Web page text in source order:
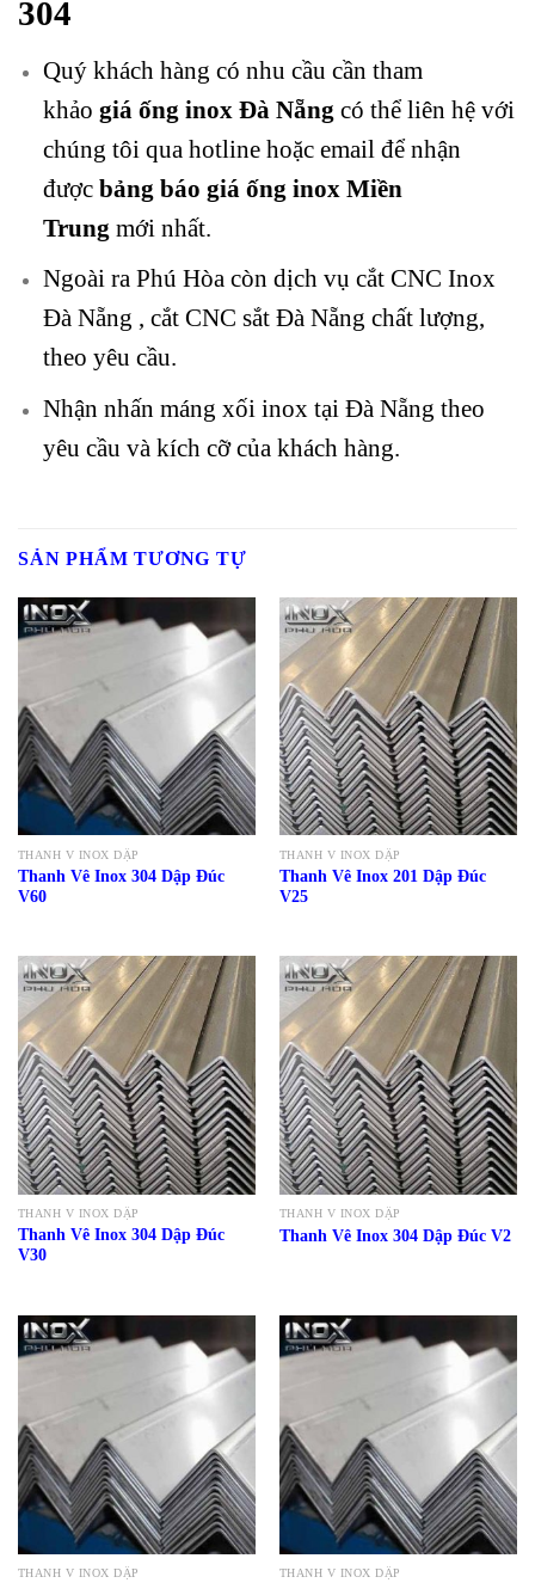
304
Quý khách hàng có nhu cầu cần tham
khảo giá ống inox Đà Nẵng có thể liên hệ với
chúng tôi qua hotline hoặc email để nhận
được bảng báo giá ống inox Miền
Trung mới nhất.
Ngoài ra Phú Hòa còn dịch vụ cắt CNC Inox
Đà Nẵng , cắt CNC sắt Đà Nẵng chất lượng,
theo yêu cầu.
Nhận nhấn máng xối inox tại Đà Nẵng theo
yêu cầu và kích cỡ của khách hàng.
SẢN PHẨM TƯƠNG TỰ
THANH V INOX DẬP
Thanh Vê Inox 304 Dập Đúc
V60
THANH V INOX DẬP
Thanh Vê Inox 201 Dập Đúc
V25
THANH V INOX DẬP
Thanh Vê Inox 304 Dập Đúc
V30
THANH V INOX DẬP
Thanh Vê Inox 304 Dập Đúc V2
THANH V INOX DẬP THANH V INOX DẬP